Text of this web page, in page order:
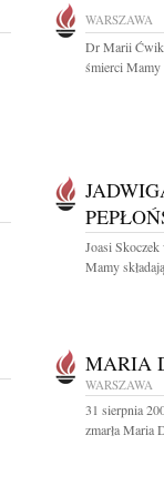
WARSZAWA
Dr Marii
śmierci Mamy
Joasi
Mamy
MARIA
WARSZAWA
31 sierpnia
zmarła Maria